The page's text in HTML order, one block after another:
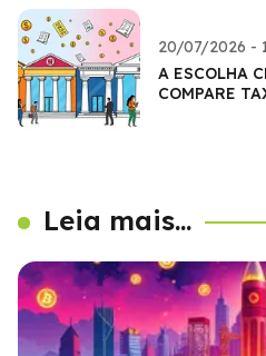
20/07/2026 -
A ESCOLHA
COMPARE
Leia mais...